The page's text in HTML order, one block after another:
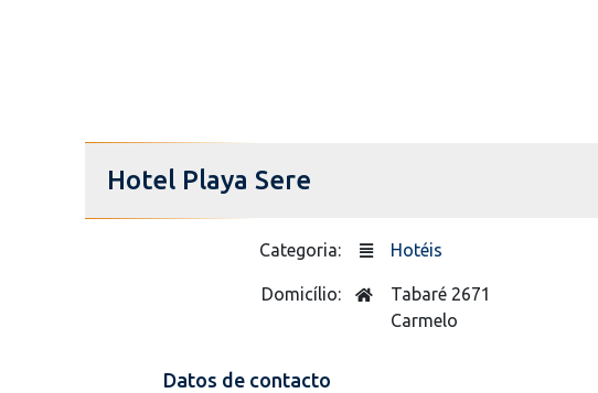
Hotel Playa Sere
Categoria: Hotéis
Domicílio:
Tabaré 2671
Carmelo
Datos de contacto